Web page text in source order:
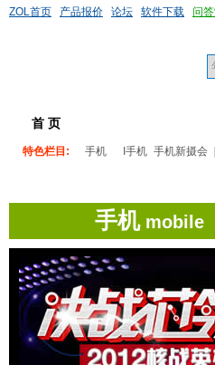
ZOL首页 产品报价 论坛 软件下载 问
首 页
特色栏目: 手机 I手机 手机新摄会
手机 mobile